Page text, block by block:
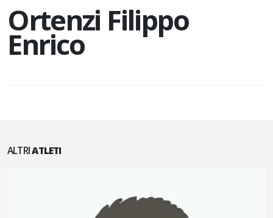
Ortenzi Filippo
Enrico
ALTRIATLETI